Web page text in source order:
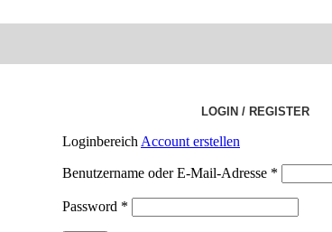
LOGIN / REGISTER
Loginbereich Account erstellen
Benutzername oder E-Mail-Adresse *
Password *